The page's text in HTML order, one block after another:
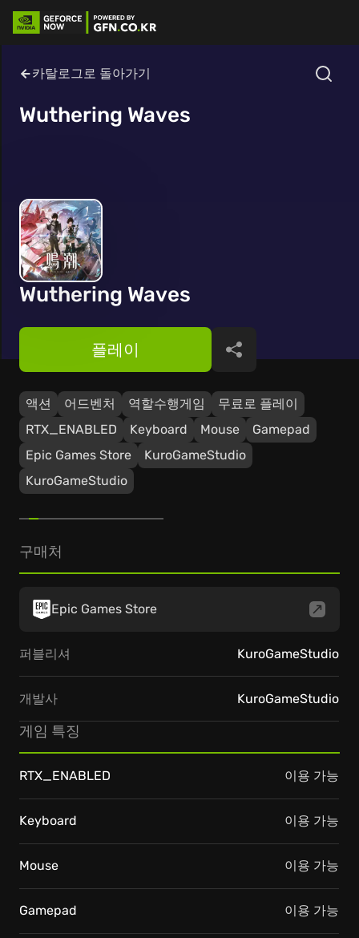
카탈로그로 돌아가기
Wuthering Waves
Wuthering Waves
액션 어드벤처 역할수행게임
무료로 플레이
RTX_ENABLED
Keyboard Mouse
Gamepad
Epic Games Store
KuroGameStudio
KuroGameStudio
플레이 공유
구매처
Epic Games Store
퍼블리셔 KuroGameStudio
개발사 KuroGameStudio
게임 특징
RTX_ENABLED 이용 가능
Keyboard 이용 가능
Mouse 이용 가능
Gamepad 이용 가능